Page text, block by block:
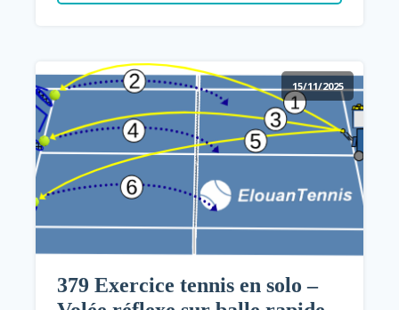
15/11/2025
379 Exercice tennis en solo –